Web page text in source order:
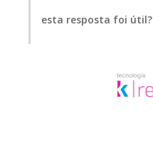
esta resposta foi útil?